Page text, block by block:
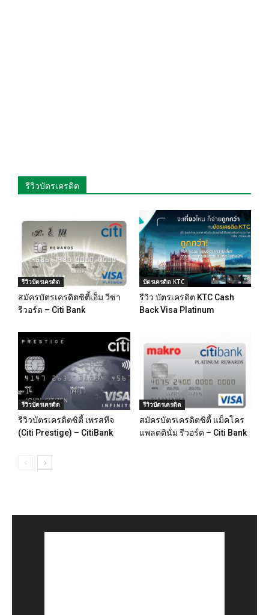
รีวิวบัตรเครดิต
รีวิวบัตรเครดิต
สมัครบัตรเครดิตซิตี้เอ็ม วีซ่า
รีวอร์ด – Citi Bank
บัตรเครดิต KTC
รีวิว บัตรเครดิต KTC Cash
Back Visa Platinum
รีวิวบัตรเครดิต
รีวิวบัตรเครดิตซิตี้ เพรสทีจ
(Citi Prestige) – CitiBank
รีวิวบัตรเครดิต
สมัครบัตรเครดิตซิตี้ แม็คโคร
แพลตตินั่ม รีวอร์ด – Citi Bank